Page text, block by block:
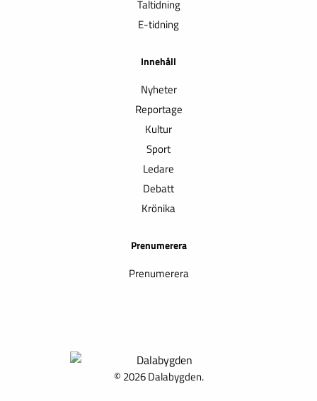
Taltidning
E-tidning
Innehåll
Nyheter
Reportage
Kultur
Sport
Ledare
Debatt
Krönika
Prenumerera
Prenumerera
© 2026 Dalabygden.